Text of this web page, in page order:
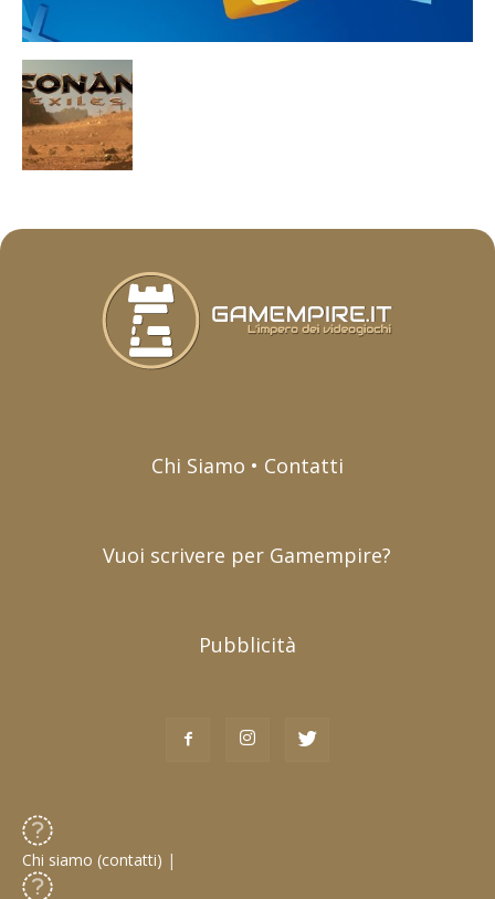
Chi Siamo • Contatti
Vuoi scrivere per Gamempire?
Pubblicità
Chi siamo (contatti) |